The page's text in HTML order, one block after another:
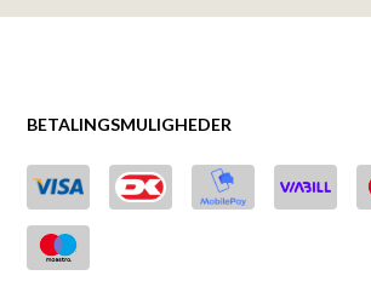
BETALINGSMULIGHEDER